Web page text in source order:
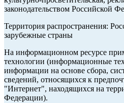
законодательством Российской
Территория распространения:
зарубежные страны
На информационном ресурсе
технологии (информационные
информации на основе сбора,
сведений, относящихся к
"Интернет", находящихся на
Федерации).